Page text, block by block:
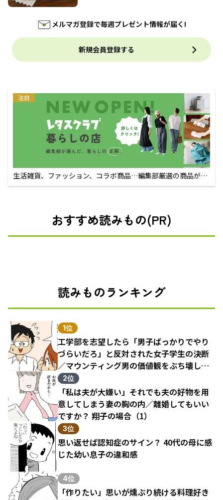
メルマガ登録で毎週プレゼント情報が届く!
新規会員登録する
注目
生活雑貨、ファッション、コラボ商品…編集部厳選の商品が買
えるECサイト
おすすめ読みもの(PR)
読みものランキング
1位
工学部を志望したら「男子ばっかりでやり
づらいだろ」と反対された女子学生の決断
／マウンティング男の価値観をぶち壊した
結果（1）
2位
「私は夫が大嫌い」それでも夫の好物を用
意してしまう妻の胸の内／離婚してもいい
ですか？ 翔子の場合（1）
3位
思い返せば認知症のサイン？ 40代の母に感
じた幼い息子の違和感
4位
「作りたい」思いが燻ぶり続ける料理好き